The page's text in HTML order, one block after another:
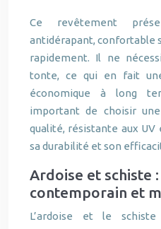
Ce revêtement
antidérapant, confortable
rapidement. Il ne
tonte, ce qui en fait
économique à long
important de choisir
qualité, résistante aux
sa durabilité et son
Ardoise et schiste
contemporain et
L’ardoise et le